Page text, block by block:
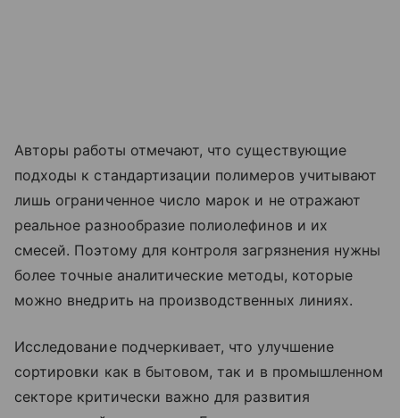
Авторы работы отмечают, что существующие
подходы к стандартизации полимеров учитывают
лишь ограниченное число марок и не отражают
реальное разнообразие полиолефинов и их
смесей. Поэтому для контроля загрязнения нужны
более точные аналитические методы, которые
можно внедрить на производственных линиях.
Исследование подчеркивает, что улучшение
сортировки как в бытовом, так и в промышленном
секторе критически важно для развития